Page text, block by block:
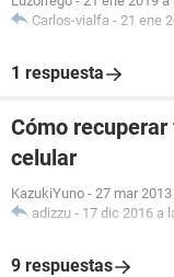
Carlos-vialfa - 21 ene
1 respuesta
Cómo
celular
KazukiYuno - 27 mar
adizzu - 17 dic 2016 a
9 respuestas